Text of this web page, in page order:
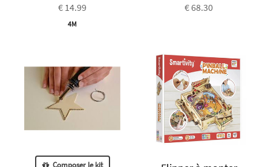
€ 14.99
4M
€ 68.30
Composer le kit